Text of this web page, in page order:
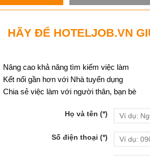
HÃY ĐỂ HOTELJOB.VN
Nâng cao khả năng tìm kiếm việc làm
Kết nối gần hơn với Nhà tuyển dụng
Chia sẻ việc làm với người thân, bạn bè
Họ và tên (*)
Số điện thoại (*)